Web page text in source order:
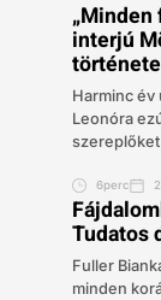
„Minden
interjú
Harminc év
Leonóra
6perc
Tudatos
Fuller
minden